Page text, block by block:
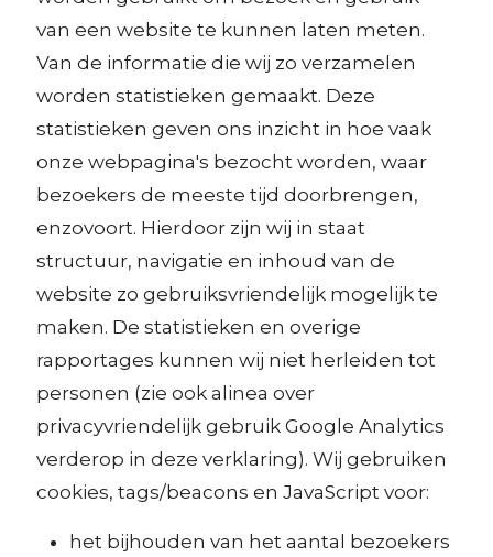
van een website te kunnen laten meten.
Van de informatie die wij zo verzamelen
worden statistieken gemaakt. Deze
statistieken geven ons inzicht in hoe vaak
onze webpagina's bezocht worden, waar
bezoekers de meeste tijd doorbrengen,
enzovoort. Hierdoor zijn wij in staat
structuur, navigatie en inhoud van de
website zo gebruiksvriendelijk mogelijk te
maken. De statistieken en overige
rapportages kunnen wij niet herleiden tot
personen (zie ook alinea over
privacyvriendelijk gebruik Google Analytics
verderop in deze verklaring). Wij gebruiken
cookies, tags/beacons en JavaScript voor:
het bijhouden van het aantal bezoekers